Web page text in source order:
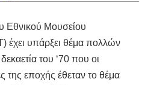
Εθνικού Μουσείου
έχει υπάρξει θέμα πολλών
του ‘70 που οι
της εποχής έθεταν το θέμα